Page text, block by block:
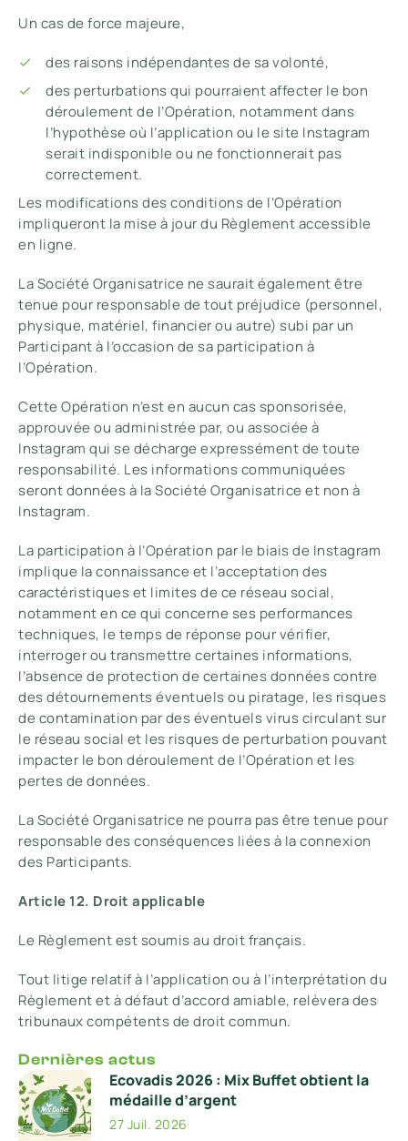
Un cas de force majeure,
des raisons indépendantes de sa volonté,
des perturbations qui pourraient affecter le bon
déroulement de l’Opération, notamment dans
l’hypothèse où l’application ou le site Instagram
serait indisponible ou ne fonctionnerait pas
correctement.
Les modifications des conditions de l’Opération
impliqueront la mise à jour du Règlement accessible
en ligne.
La Société Organisatrice ne saurait également être
tenue pour responsable de tout préjudice (personnel,
physique, matériel, financier ou autre) subi par un
Participant à l’occasion de sa participation à
l’Opération.
Cette Opération n’est en aucun cas sponsorisée,
approuvée ou administrée par, ou associée à
Instagram qui se décharge expressément de toute
responsabilité. Les informations communiquées
seront données à la Société Organisatrice et non à
Instagram.
La participation à l’Opération par le biais de Instagram
implique la connaissance et l’acceptation des
caractéristiques et limites de ce réseau social,
notamment en ce qui concerne ses performances
techniques, le temps de réponse pour vérifier,
interroger ou transmettre certaines informations,
l’absence de protection de certaines données contre
des détournements éventuels ou piratage, les risques
de contamination par des éventuels virus circulant sur
le réseau social et les risques de perturbation pouvant
impacter le bon déroulement de l’Opération et les
pertes de données.
La Société Organisatrice ne pourra pas être tenue pour
responsable des conséquences liées à la connexion
des Participants.
Article 12. Droit applicable
Le Règlement est soumis au droit français.
Tout litige relatif à l’application ou à l’interprétation du
Règlement et à défaut d’accord amiable, relèvera des
tribunaux compétents de droit commun.
Dernières actus
Ecovadis 2026 : Mix Buffet obtient la
médaille d’argent
27 Juil. 2026